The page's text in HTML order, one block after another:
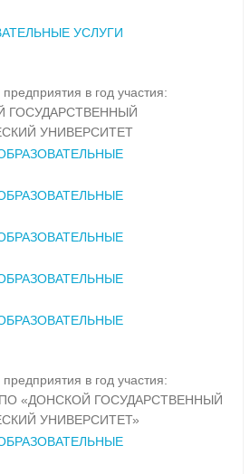
УСЛУГИ
в год участия:
ГОСУДАРСТВЕННЫЙ
УНИВЕРСИТЕТ
в год участия:
«ДОНСКОЙ ГОСУДАРСТВЕННЫЙ
УНИВЕРСИТЕТ»